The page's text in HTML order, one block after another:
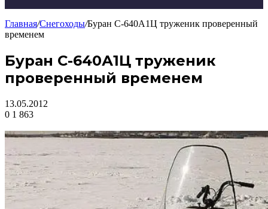
Главная/Снегоходы/Буран С-640А1Ц труженик проверенный
временем
Буран С-640А1Ц труженик
проверенный временем
13.05.2012
0 1 863